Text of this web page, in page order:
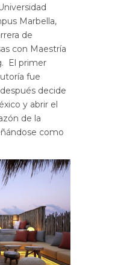
Marbella,
de
con Maestría
El primer
fue
decide
y abrir el
de la
como